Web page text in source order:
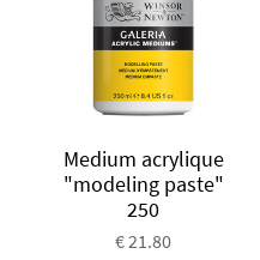
Medium acrylique
"modeling paste"
250
€ 21.80